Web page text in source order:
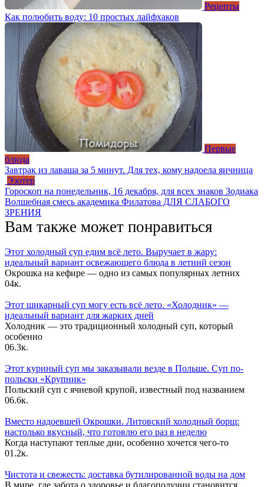
Рецепты
Как полюбить воду: 10 простых лайфхаков
Первые
блюда
Завтрак из лаваша за 5 минут. Для тех, кому надоела яичница
Эзотер
Гороскоп на понедельник, 16 декабря, для всех знаков Зодиака
Волшебная смесь академика Филатова ДЛЯ СЛАБОГО
ЗРЕНИЯ
Вам также может понравиться
Этот холодный суп едим всё лето. Выручает в жару:
идеальный вариант освежающего блюда в летний сезон
Окрошка на кефире — одно из самых популярных летних
04к.
Этот шикарный суп могу есть всё лето. «Холодник» —
идеальный вариант для жарких дней
Холодник — это традиционный холодный суп, который
особенно
06.3к.
Этот куриный суп мы заказывали везде в Польше. Суп по-
польски «Крупник»
Польский суп с ячневой крупой, известный под названием
06.6к.
Вместо надоевшей Окрошки. Литовский холодный борщ:
настолько вкусный, что готовлю его раз в неделю
Когда наступают теплые дни, особенно хочется чего-то
01.2к.
Чистота и свежесть: доставка бутилированной воды на дом